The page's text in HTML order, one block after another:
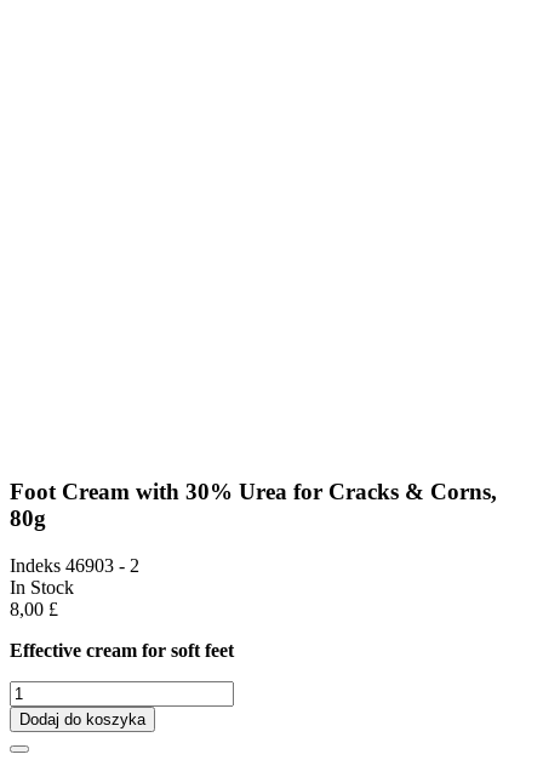
Foot Cream with 30% Urea for Cracks & Corns,
80g
Indeks 46903 - 2
In Stock
8,00 £
Effective cream for soft feet
Dodaj do koszyka